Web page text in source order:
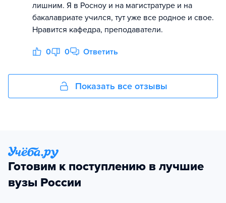
лишним. Я в Росноу и на магистратуре и на
бакалавриате учился, тут уже все родное и свое.
Нравится кафедра, преподаватели.
0 0 Ответить
Показать все отзывы
Готовим к поступлению в лучшие
вузы России